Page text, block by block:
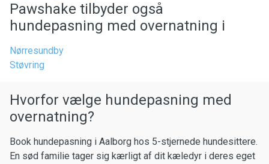
Pawshake tilbyder også
hundepasning med overnatning i
Nørresundby
Støvring
Hvorfor vælge hundepasning med
overnatning?
Book hundepasning i Aalborg hos 5-stjernede hundesittere.
En sød familie tager sig kærligt af dit kæledyr i deres eget